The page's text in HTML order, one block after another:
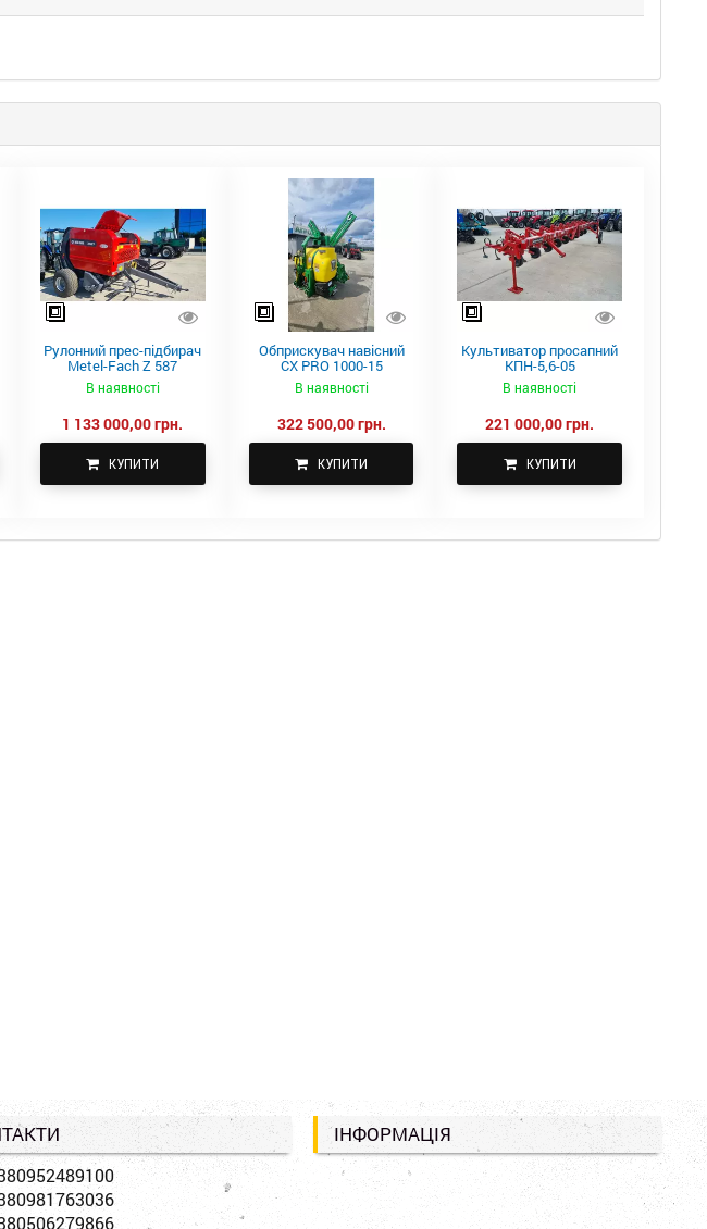
Рулонний прес-підбирач
Metel-Fach Z 587
В наявності
1 133 000,00 грн.
КУПИТИ
Обприскувач навісний
CX PRO 1000-15
В наявності
322 500,00 грн.
КУПИТИ
Культиватор просапний
КПН-5,6-05
В наявності
221 000,00 грн.
КУПИТИ
ІНФОРМАЦІЯ